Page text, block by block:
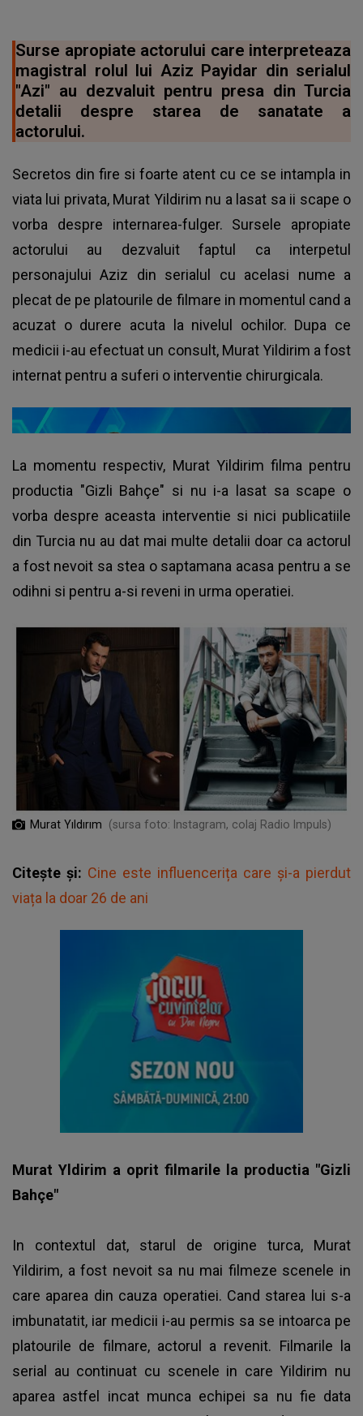
Surse apropiate actorului care interpreteaza
magistral rolul lui Aziz Payidar din serialul
"Azi" au dezvaluit pentru presa din Turcia
detalii despre starea de sanatate a
actorului.
Secretos din fire si foarte atent cu ce se intampla in
viata lui privata, Murat Yildirim nu a lasat sa ii scape o
vorba despre internarea-fulger. Sursele apropiate
actorului au dezvaluit faptul ca interpetul
personajului Aziz din serialul cu acelasi nume a
plecat de pe platourile de filmare in momentul cand a
acuzat o durere acuta la nivelul ochilor. Dupa ce
medicii i-au efectuat un consult, Murat Yildirim a fost
internat pentru a suferi o interventie chirurgicala.
La momentu respectiv, Murat Yildirim filma pentru
productia "Gizli Bahçe" si nu i-a lasat sa scape o
vorba despre aceasta interventie si nici publicatiile
din Turcia nu au dat mai multe detalii doar ca actorul
a fost nevoit sa stea o saptamana acasa pentru a se
odihni si pentru a-si reveni in urma operatiei.
Murat Yıldırım (sursa foto: Instagram, colaj Radio Impuls)
Citește și: Cine este influencerița care și-a pierdut
viața la doar 26 de ani
Murat Yldirim a oprit filmarile la productia "Gizli
Bahçe"
In contextul dat, starul de origine turca, Murat
Yildirim, a fost nevoit sa nu mai filmeze scenele in
care aparea din cauza operatiei. Cand starea lui s-a
imbunatatit, iar medicii i-au permis sa se intoarca pe
platourile de filmare, actorul a revenit. Filmarile la
serial au continuat cu scenele in care Yildirim nu
aparea astfel incat munca echipei sa nu fie data